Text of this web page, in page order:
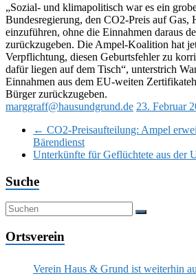
„Sozial- und klimapolitisch war es ein
Bundesregierung, den CO2-Preis auf
einzuführen, ohne die Einnahmen daraus
zurückzugeben. Die Ampel-Koalition hat
Verpflichtung, diesen Geburtsfehler zu
dafür liegen auf dem Tisch“, unterstrich
Einnahmen aus dem EU-weiten
Bürger zurückzugeben.
marggraff@hausundgrund.de 23. Februar
← CO2-Preisaufteilung: Ampel
Bärendienst
Unterkünfte für Geflüchtete aus der
Suche
Ortsverein
Verein Haus & Grund ist weiterhin